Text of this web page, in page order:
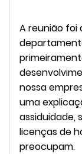
A reunião foi
nossa
uma
assiduidade,
licenças de
preocupam.